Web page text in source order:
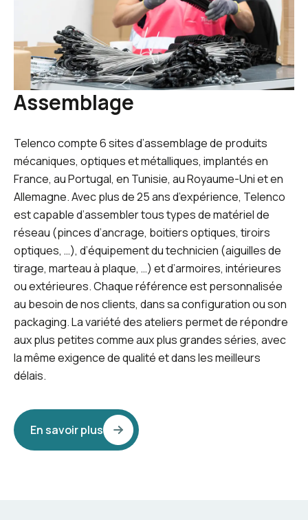
Assemblage
Telenco compte 6 sites d’assemblage de produits
mécaniques, optiques et métalliques, implantés en
France, au Portugal, en Tunisie, au Royaume-Uni et en
Allemagne. Avec plus de 25 ans d’expérience, Telenco
est capable d’assembler tous types de matériel de
réseau (pinces d’ancrage, boitiers optiques, tiroirs
optiques, …), d’équipement du technicien (aiguilles de
tirage, marteau à plaque, …) et d’armoires, intérieures
ou extérieures. Chaque référence est personnalisée
au besoin de nos clients, dans sa configuration ou son
packaging. La variété des ateliers permet de répondre
aux plus petites comme aux plus grandes séries, avec
la même exigence de qualité et dans les meilleurs
délais.
En savoir plus